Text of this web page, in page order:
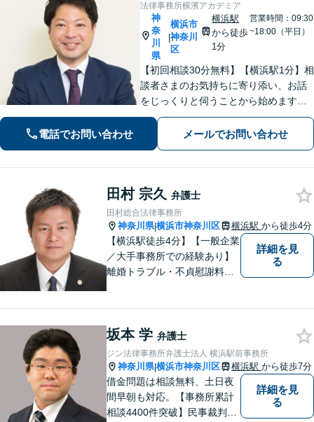
法律事務所横濱アカデミア
神
奈
川
県
|
横浜市
神奈川
区
横浜駅
から徒歩
1分
営業時間：09:30
~18:00（平日）
【初回相談30分無料】【横浜駅1分】相
談者さまのお気持ちに寄り添い、お話
をじっくりと伺うことから始めます。
「相続問題：税理士や不動産鑑定士な
ど他士業とも連携し、問題をワンスト
ップで解決」「交通事故：事故発生直
電話でお問い合わせ メールでお問い合わせ
田村 宗久 弁護士
田村総合法律事務所
神奈川県|横浜市神奈川区 横浜駅 から徒歩4分
【横浜駅徒歩4分】【一般企業
／大手事務所での経験あり】
離婚トラブル・不貞慰謝料・
ご相談ください【秘密厳守】
【オンライン相談可】
詳細を見
る
坂本 学 弁護士
ジン法律事務所弁護士法人 横浜駅前事務所
神奈川県|横浜市神奈川区 横浜駅 から徒歩7分
借金問題は相談無料、土日夜
間早朝も対応。【事務所累計
相談4400件突破】民事裁判／
詳細を見
る